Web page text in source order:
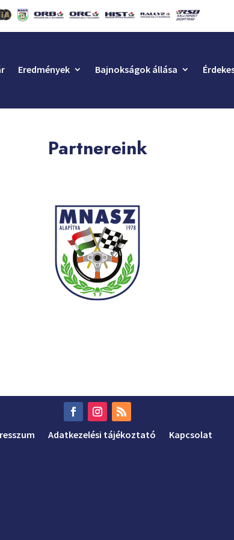
Eredmények Bajnokságok állása
Partnereink
Adatkezelési tájékoztató Kapcsolat